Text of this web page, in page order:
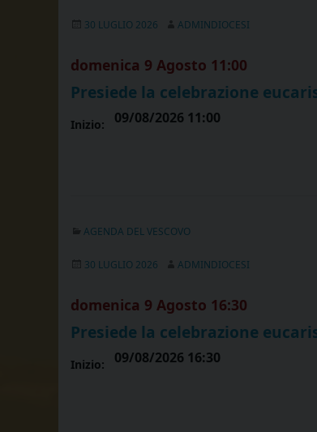
30 LUGLIO 2026 ADMINDIOCESI
domenica 9 Agosto 11:00
Presiede la celebrazione
Inizio: 09/08/2026 11:00
AGENDA DEL VESCOVO
30 LUGLIO 2026 ADMINDIOCESI
domenica 9 Agosto 16:30
Presiede la celebrazione
Inizio: 09/08/2026 16:30